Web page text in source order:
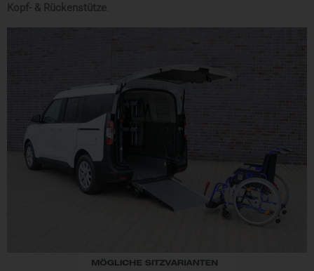
Kopf- & Rückenstütze